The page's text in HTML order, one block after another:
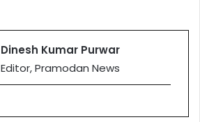
Dinesh Kumar Purwar
Editor, Pramodan News